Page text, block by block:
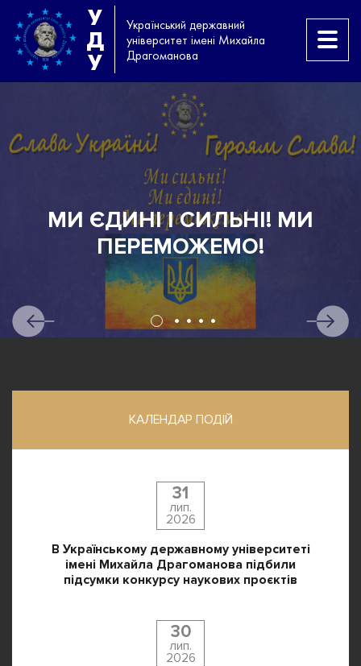
У
Д
У
Український державний
університет імені Михайла
Драгоманова
МИ ЄДИНІ І СИЛЬНІ! МИ
ПЕРЕМОЖЕМО!
КАЛЕНДАР ПОДІЙ
31
лип.
2026
В Українському державному університеті
імені Михайла Драгоманова підбили
підсумки конкурсу наукових проєктів
30
лип.
2026